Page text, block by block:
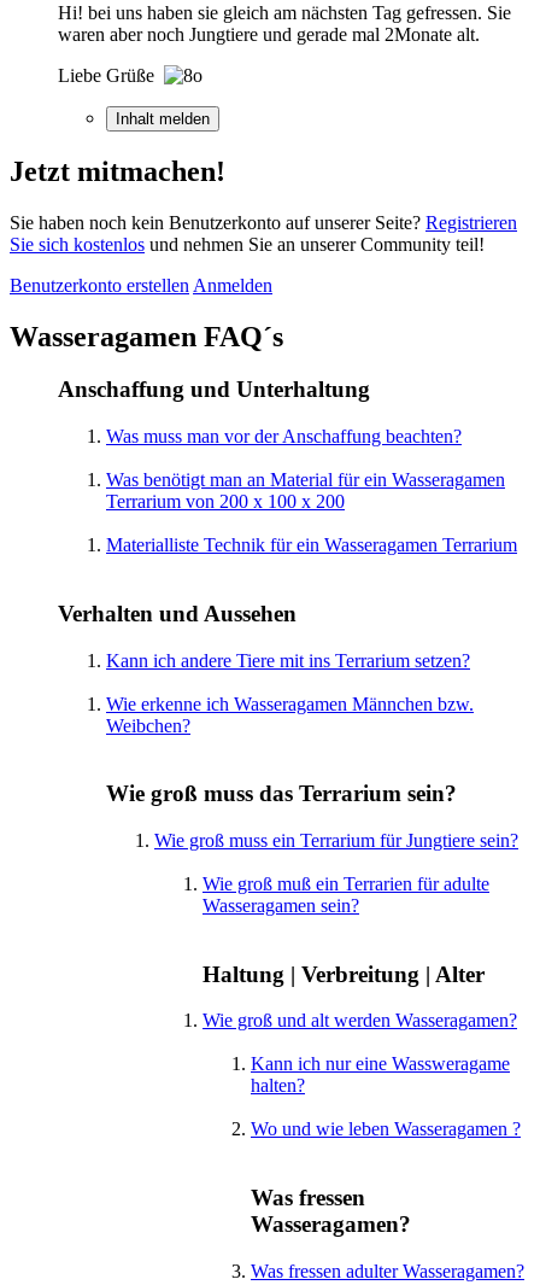
Hi! bei uns haben sie gleich am nächsten Tag gefressen. Sie
waren aber noch Jungtiere und gerade mal 2Monate alt.
Liebe Grüße
Inhalt melden
Jetzt mitmachen!
Sie haben noch kein Benutzerkonto auf unserer Seite? Registrieren
Sie sich kostenlos und nehmen Sie an unserer Community teil!
Benutzerkonto erstellen Anmelden
Wasseragamen FAQ´s
Anschaffung und Unterhaltung
Was muss man vor der Anschaffung beachten?
Was benötigt man an Material für ein Wasseragamen
Terrarium von 200 x 100 x 200
Materialliste Technik für ein Wasseragamen Terrarium
Verhalten und Aussehen
Kann ich andere Tiere mit ins Terrarium setzen?
Wie erkenne ich Wasseragamen Männchen bzw.
Weibchen?
Wie groß muss das Terrarium sein?
Wie groß muss ein Terrarium für Jungtiere sein?
Wie groß muß ein Terrarien für adulte
Wasseragamen sein?
Haltung | Verbreitung | Alter
Wie groß und alt werden Wasseragamen?
Kann ich nur eine Wassweragame
halten?
Wo und wie leben Wasseragamen ?
Was fressen
Wasseragamen?
Was fressen adulter Wasseragamen?